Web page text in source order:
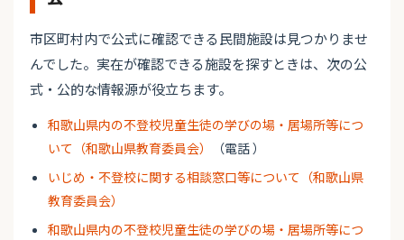
市区町村内で公式に確認できる民間施設は見つかりませ
んでした。実在が確認できる施設を探すときは、次の公
式・公的な情報源が役立ちます。
和歌山県内の不登校児童生徒の学びの場・居場所等につ
いて（和歌山県教育委員会）
（電話 ）
いじめ・不登校に関する相談窓口等について（和歌山県
教育委員会）
和歌山県内の不登校児童生徒の学びの場・居場所等につ